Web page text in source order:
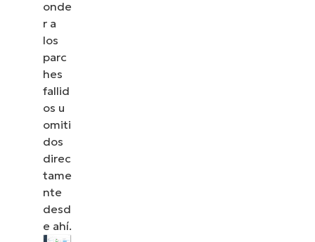
onde
r a
los
parc
hes
fallid
os u
omiti
dos
direc
tame
nte
desd
e ahí.